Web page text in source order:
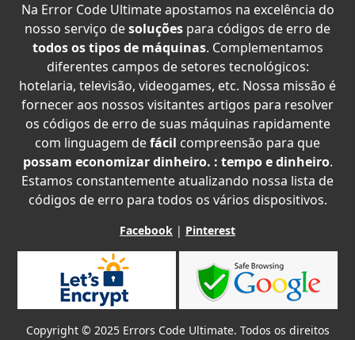
Na Error Code Ultimate apostamos na excelência do
nosso serviço desoluções para códigos de erro de
todos os tipos de máquinas. Complementamos
diferentes campos de setores tecnológicos:
hotelaria, televisão, videogames, etc. Nossa missão é
fornecer aos nossos visitantes artigos para resolver
os códigos de erro de suas máquinas rapidamente
com linguagem defácil compreensão para que
possam economizar dinheiro. : tempo e dinheiro.
Estamos constantemente atualizando nossa lista de
códigos de erro para todos os vários dispositivos.
Facebook | Pinterest
Copyright © 2025 Errors Code Ultimate. Todos os direitos